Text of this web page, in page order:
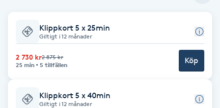
Balayage
Barber
Klippkort 5 x 25min
Giltigt i 12 månader
2 730 kr2 875 kr
25 min
5 tillfällen Köp
Klippkort 5 x 40min
Giltigt i 12 månader